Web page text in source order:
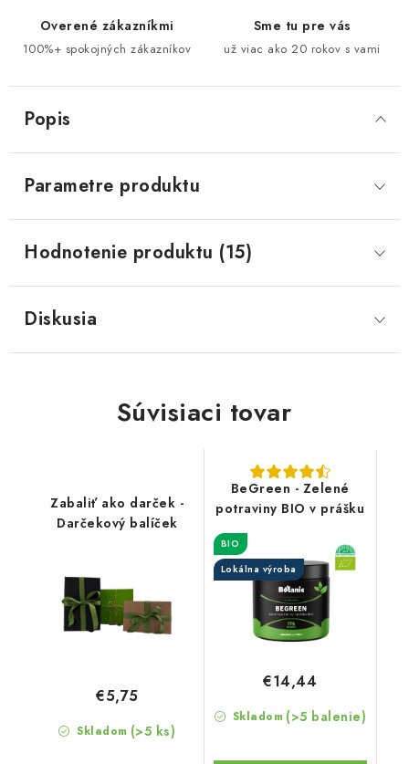
Overené zákazníkmi
100%+ spokojných zákazníkov
Sme tu pre vás
už viac ako 20 rokov s vami
Popis
Parametre produktu
Hodnotenie produktu (15)
Diskusia
Súvisiaci tovar
Zabaliť ako darček -
Darčekový balíček
Skladom (>5 ks)
€5,75
BeGreen - Zelené
potraviny BIO v prášku
BIO
Lokálna výroba
Skladom (>5 balenie)
€14,44